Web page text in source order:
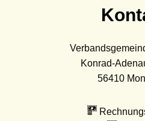
Konrad-
56410